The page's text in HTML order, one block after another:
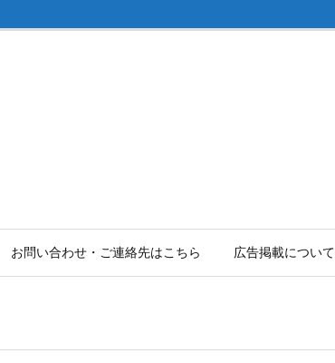
お問い合わせ・ご連絡先はこちら 広告掲載について